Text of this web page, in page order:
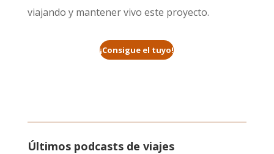
viajando y mantener vivo este proyecto.
¡Consigue el tuyo!
Últimos podcasts de viajes